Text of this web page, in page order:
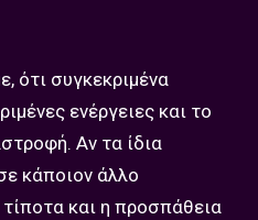
ότι συγκεκριμένα
ενέργειες και το
Αν τα ίδια
κάποιον άλλο
και η προσπάθεια